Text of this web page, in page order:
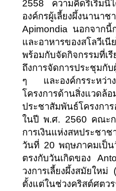
2558 ความคิดริเริ่มนี้
องค์กรผู้เลี้ยงผึ้งนานา
Apimondia นอกจากนี้
และอาหารของสโลวีเนี
พร้อมกับจัดกิจกรรมที่เรี
ถึงการจัดการประชุมกั
ๆ และองค์กรระหว่าง
โครงการด้านสิ่งแ
ประชาสัมพันธ์โครงก
ในปี พ.ศ. 2560 คณะก
การเงินแห่งสหประชา
วันที่ 20 พฤษภาคมเป็
ตรงกับวันเกิดของ
วงการเลี้ยงผึ้งสมัยให
ตั้งแต่ในช่วงคริสต์ศตว